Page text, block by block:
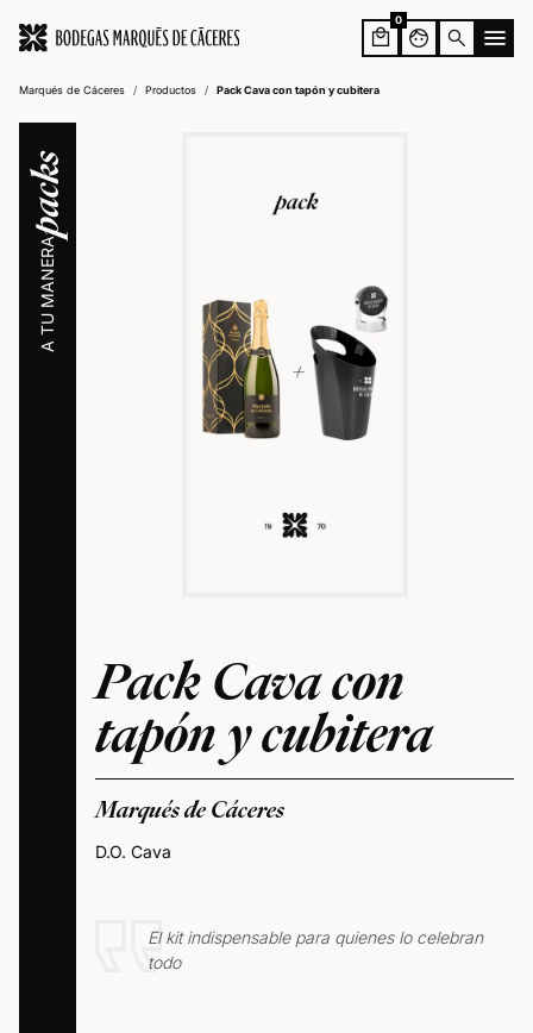
0
face search
Marqués de Cáceres / Productos / Pack Cava con tapón y cubitera
Pack Cava con
tapón y cubitera
Marqués de Cáceres
D.O. Cava
El kit indispensable para quienes lo celebran
todo
A TU MANERA
packs